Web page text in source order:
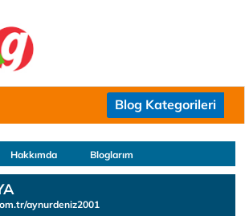
Blog Kategorileri
Hakkımda Bloglarım
aynurdeniz2001